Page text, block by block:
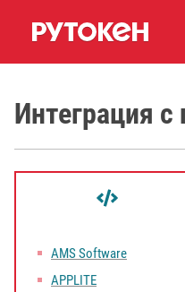
Интеграция
AMS Software
APPLITE